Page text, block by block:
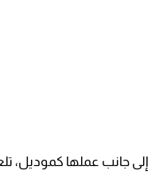
إلى جانب عملها كموديل،